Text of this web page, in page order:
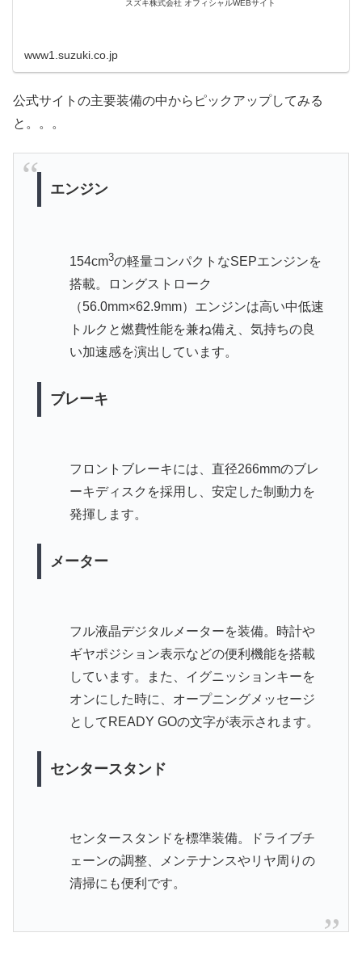
スズキ株式会社 オフィシャルWEBサイト
www1.suzuki.co.jp
公式サイトの主要装備の中からピックアップしてみる
と。。。
エンジン
154cm3の軽量コンパクトなSEPエンジンを
搭載。ロングストローク
（56.0mm×62.9mm）エンジンは高い中低速
トルクと燃費性能を兼ね備え、気持ちの良
い加速感を演出しています。
ブレーキ
フロントブレーキには、直径266mmのブレ
ーキディスクを採用し、安定した制動力を
発揮します。
メーター
フル液晶デジタルメーターを装備。時計や
ギヤポジション表示などの便利機能を搭載
しています。また、イグニッションキーを
オンにした時に、オープニングメッセージ
としてREADY GOの文字が表示されます。
センタースタンド
センタースタンドを標準装備。ドライブチ
ェーンの調整、メンテナンスやリヤ周りの
清掃にも便利です。